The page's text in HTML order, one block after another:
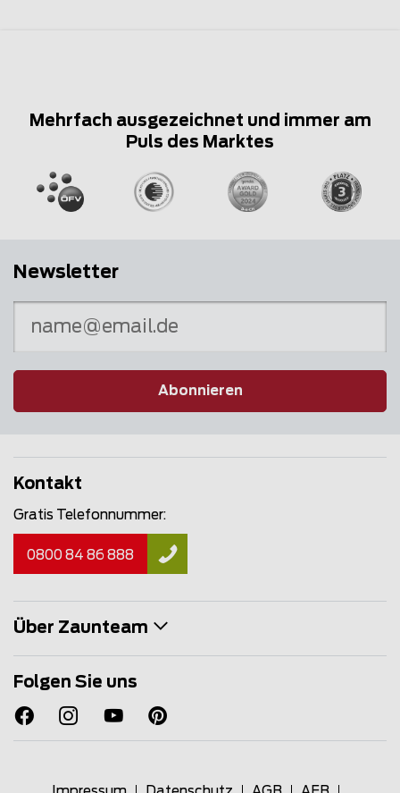
Mehrfach ausgezeichnet und immer am
Puls des Marktes
Newsletter
Abonnieren
Kontakt
Gratis Telefonnummer:
0800 84 86 888
Über Zaunteam
Folgen Sie uns